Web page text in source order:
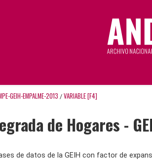
GEIH-EMPALME-2013 / VARIABLE [F4]
de Hogares -
de datos de la GEIH con factor de